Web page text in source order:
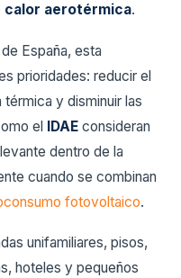
calor aerotérmica.
España, esta
prioridades: reducir el
y disminuir las
el IDAE consideran
dentro de la
cuando se combinan
fotovoltaico.
unifamiliares, pisos,
hoteles y pequeños